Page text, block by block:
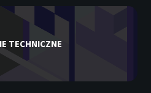
TECHNICZNE